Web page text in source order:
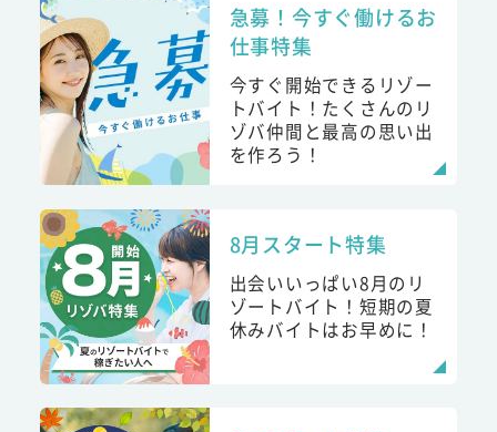
急募！今すぐ働けるお
仕事特集
今すぐ開始できるリゾー
トバイト！たくさんのリ
ゾバ仲間と最高の思い出
を作ろう！
8月スタート特集
出会いいっぱい8月のリ
ゾートバイト！短期の夏
休みバイトはお早めに！